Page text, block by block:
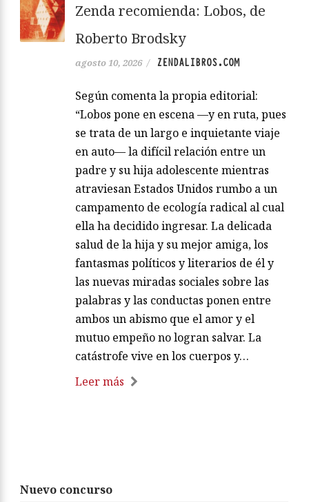
Zenda recomienda: Lobos, de
Roberto Brodsky
agosto 10, 2026 / ZENDALIBROS.COM
Según comenta la propia editorial:
“Lobos pone en escena —y en ruta, pues
se trata de un largo e inquietante viaje
en auto— la difícil relación entre un
padre y su hija adolescente mientras
atraviesan Estados Unidos rumbo a un
campamento de ecología radical al cual
ella ha decidido ingresar. La delicada
salud de la hija y su mejor amiga, los
fantasmas políticos y literarios de él y
las nuevas miradas sociales sobre las
palabras y las conductas ponen entre
ambos un abismo que el amor y el
mutuo empeño no logran salvar. La
catástrofe vive en los cuerpos y…
Leer más
Nuevo concurso